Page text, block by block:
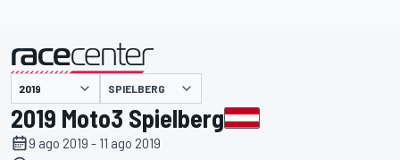
presentado por SPIELBERG
2019 Moto3 Spielberg
9 ago 2019 - 11 ago 2019